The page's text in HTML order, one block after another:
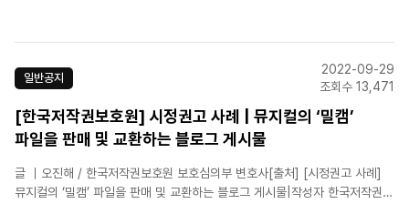
일반공지
2022-09-29
조회수 13,471
[한국저작권보호원] 시정권고 사례 | 뮤지컬의 ‘밀캠’
파일을 판매 및 교환하는 블로그 게시물
글 ｜오진해 / 한국저작권보호원 보호심의부 변호사[출처] [시정권고 사례]
뮤지컬의 ‘밀캠’ 파일을 판매 및 교환하는 블로그 게시물|작성자 한국저작권보